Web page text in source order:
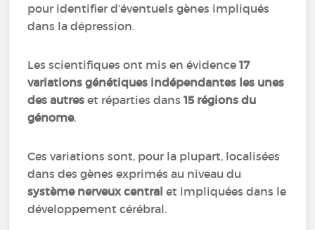
pour identifier d’éventuels gènes impliqués
dans la dépression.
Les scientifiques ont mis en évidence17
variations génétiques indépendantes les unes
des autres et réparties dans15 régions du
génome.
Ces variations sont, pour la plupart, localisées
dans des gènes exprimés au niveau du
système nerveux central et impliquées dans le
développement cérébral.